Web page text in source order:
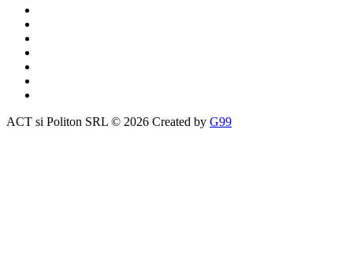
ACT si Politon SRL © 2026 Created by G99